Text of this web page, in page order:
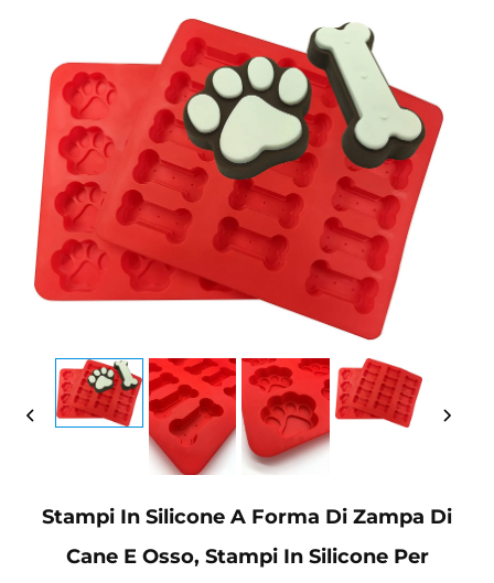
Stampi In Silicone A Forma Di Zampa Di
Cane E Osso, Stampi In Silicone Per